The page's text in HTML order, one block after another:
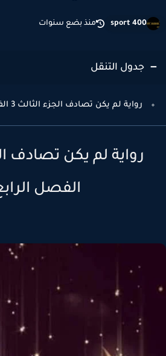
sport 400 منذ بضع سنوات
جدول التنقل
رواية لم يكن تصادف الجزء الثالث 3 الفصل الرابع 4
الفصل الرابع 4